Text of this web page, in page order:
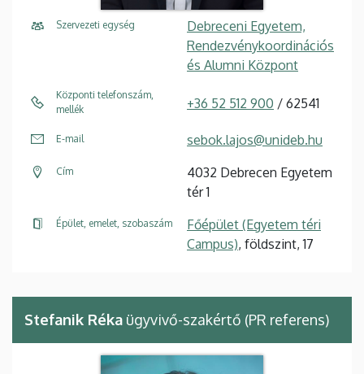
Szervezeti egység
Debreceni Egyetem,
Rendezvénykoordinációs
és Alumni Központ
Központi telefonszám,
mellék
+36 52 512 900 / 62541
E-mail sebok.lajos@unideb.hu
Cím
4032 Debrecen Egyetem
tér 1
Épület, emelet, szobaszám
Főépület (Egyetem téri
Campus), földszint, 17
Stefanik Réka ügyvivő-szakértő (PR referens)